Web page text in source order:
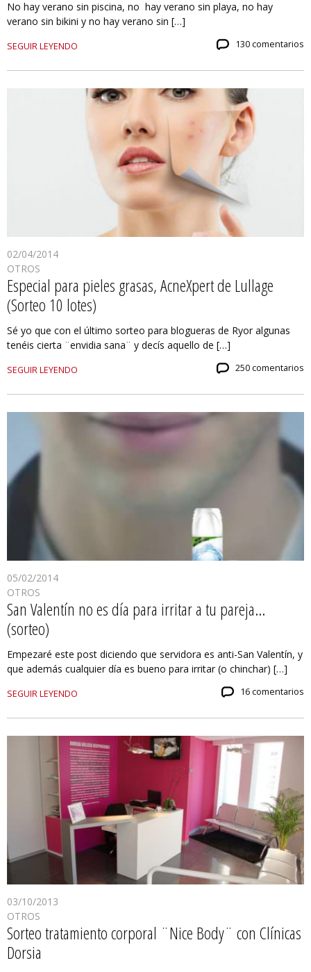
No hay verano sin piscina, no hay verano sin playa, no hay
verano sin bikini y no hay verano sin […]
SEGUIR LEYENDO 130 comentarios
02/04/2014
OTROS
Especial para pieles grasas, AcneXpert de Lullage
(Sorteo 10 lotes)
Sé yo que con el último sorteo para blogueras de Ryor algunas
tenéis cierta ¨envidia sana¨ y decís aquello de […]
SEGUIR LEYENDO 250 comentarios
05/02/2014
OTROS
San Valentín no es día para irritar a tu pareja…
(sorteo)
Empezaré este post diciendo que servidora es anti-San Valentín, y
que además cualquier día es bueno para irritar (o chinchar) […]
SEGUIR LEYENDO 16 comentarios
03/10/2013
OTROS
Sorteo tratamiento corporal ¨Nice Body¨ con Clínicas
Dorsia